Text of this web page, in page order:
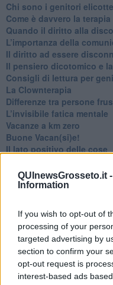
QUInewsGrosseto.it -
Information
If you wish to opt-out of
processing of your
targeted advertising by
section to confirm your
opt-out request is
interest-based ads
​Chi sono i genitori
Come è davvero la terapia
Quando il diritto alla
​L’importanza della
​Il diritto ad essere
​Il pensiero dicotomico e
​Consigli di lettura per
​La Clownterapia
​Differenze tra persone
L’invisibile fatica mentale
Vacanze a km zero
​Buone Vacan(si)e!
​Il lato positivo delle cose
​Quello che alle mamme
Adultescenza
​4 anni di Blog
Quando il silenzio è
​Il passato, questo
​Clima ballerino e sbalzi
La maternità
​L’uomo o l’orso?
Non hanno un amico a